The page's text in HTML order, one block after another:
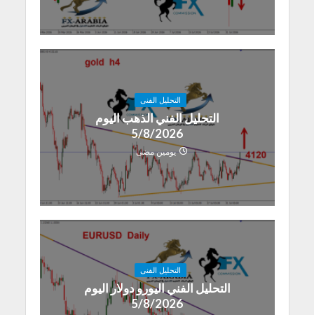
التحليل الفنى
التحليل الفني الذهب اليوم
5/8/2026
يومين مضى
التحليل الفنى
التحليل الفني اليورو دولار اليوم
5/8/2026